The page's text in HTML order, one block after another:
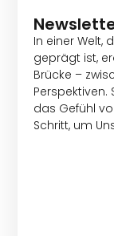
In einer Welt,
geprägt ist,
Brücke –
das Gefühl
Schritt, um